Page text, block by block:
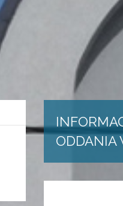
ODDANIA